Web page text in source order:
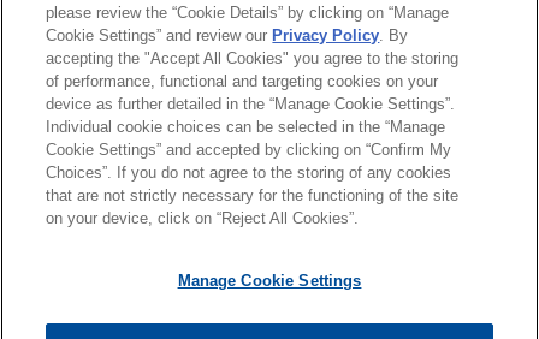
送信する前の注意事項：
www.jonesday.comに掲載されている情報は、一般的な使用を
目的としており、法的アドバイスを目的としたものではありま
せん。このEmailを送信することにより、弁護士を含む専門
のEmailの受領はそのような関係を構築するものではありませ
弁護士業務広告 お問い合わせ
免責事項
プライバシーポリシー
著作権
please review the “Cookie Details” by clicking on “Manage
Cookie Settings” and review our Privacy Policy. By
accepting the "Accept All Cookies" you agree to the storing
of performance, functional and targeting cookies on your
device as further detailed in the “Manage Cookie Settings”.
Individual cookie choices can be selected in the “Manage
Cookie Settings” and accepted by clicking on “Confirm My
Choices”. If you do not agree to the storing of any cookies
that are not strictly necessary for the functioning of the site
on your device, click on “Reject All Cookies”.
Manage Cookie Settings